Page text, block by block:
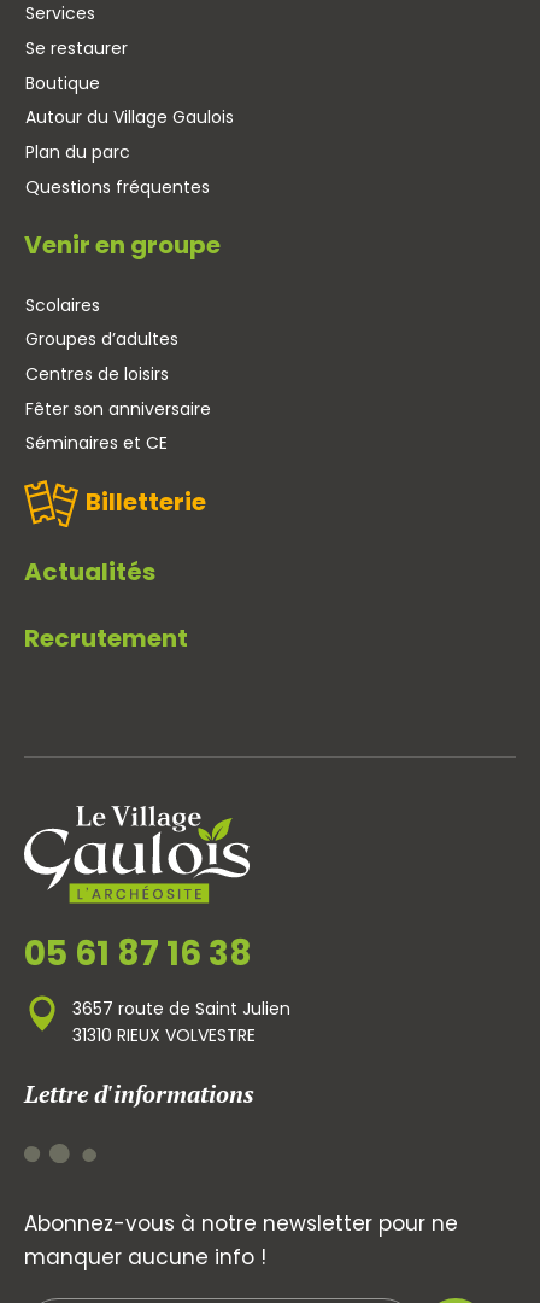
Services
Se restaurer
Boutique
Autour du Village Gaulois
Plan du parc
Questions fréquentes
Venir en groupe
Scolaires
Groupes d’adultes
Centres de loisirs
Fêter son anniversaire
Séminaires et CE
Billetterie
Actualités
Recrutement
05 61 87 16 38
3657 route de Saint Julien
31310 RIEUX VOLVESTRE
Lettre d'informations
Abonnez-vous à notre newsletter pour ne
manquer aucune info !